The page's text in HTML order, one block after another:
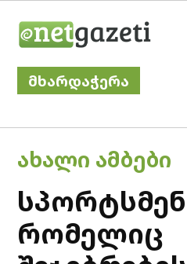
მხარდაჭერა
POSTED
IN
ᲐᲮᲐᲚᲘ ᲐᲛᲑᲔᲑᲘ
რომელიც